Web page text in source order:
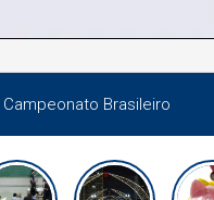
Campeonato Brasileiro